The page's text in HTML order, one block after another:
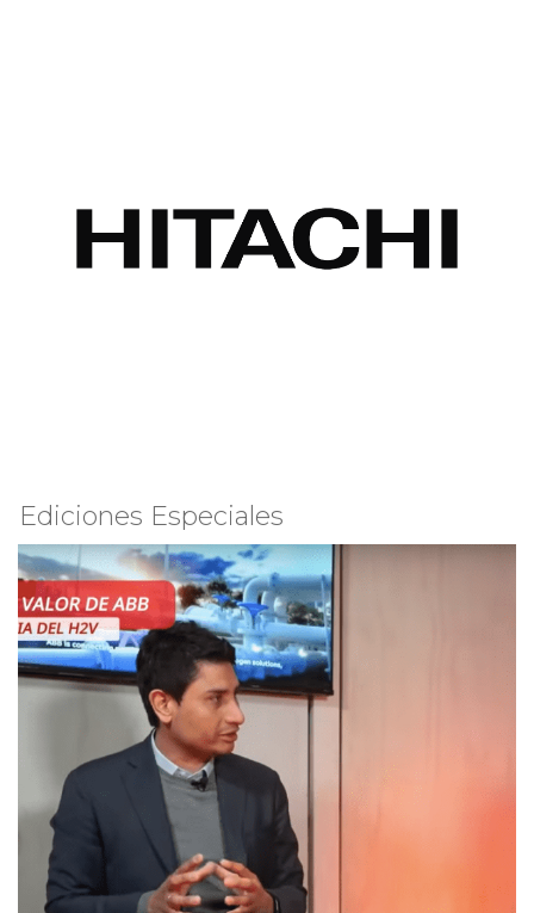
Ediciones Especiales